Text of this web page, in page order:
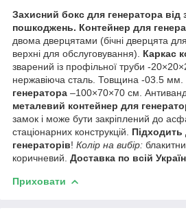
Захисний бокс для генератора від
пошкоджень. Контейнер для
двома дверцятами (бічні дверцята
верхні для обслуговування). Каркас
зварений із профільної труби -
нержавіюча сталь. Товщина -03.5 мм.
генератора –100×70×70 см.
металевий контейнер для
замок і може бути закріплений до
стаціонарних конструкцій. Підходить
генераторів! Колір на вибір:
коричневий. Доставка по всій
Приховати